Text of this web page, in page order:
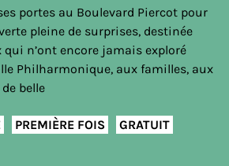
ses portes au Boulevard Piercot pour
pleine de surprises, destinée
qui n’ont encore jamais exploré
Philharmonique, aux familles, aux
belle
PREMIÈRE FOIS
GRATUIT